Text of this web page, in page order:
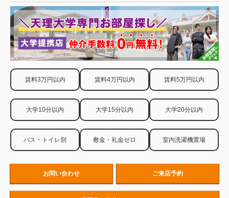
賃料3万円以内 賃料4万円以内 賃料5万円以内
大学10分以内 大学15分以内 大学20分以内
バス・トイレ別 敷金・礼金ゼロ 室内洗濯機置場
お問い合わせ ご来店予約